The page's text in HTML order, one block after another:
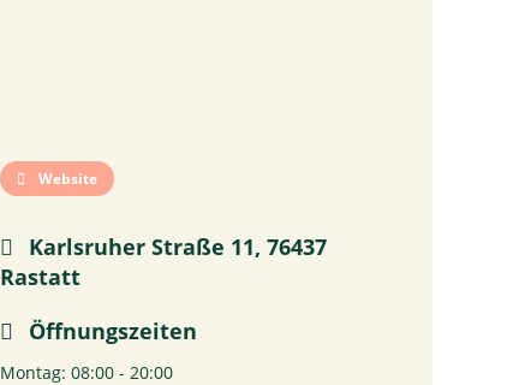
Website
Karlsruher Straße 11, 76437
Rastatt
Öffnungszeiten
Montag: 08:00 - 20:00